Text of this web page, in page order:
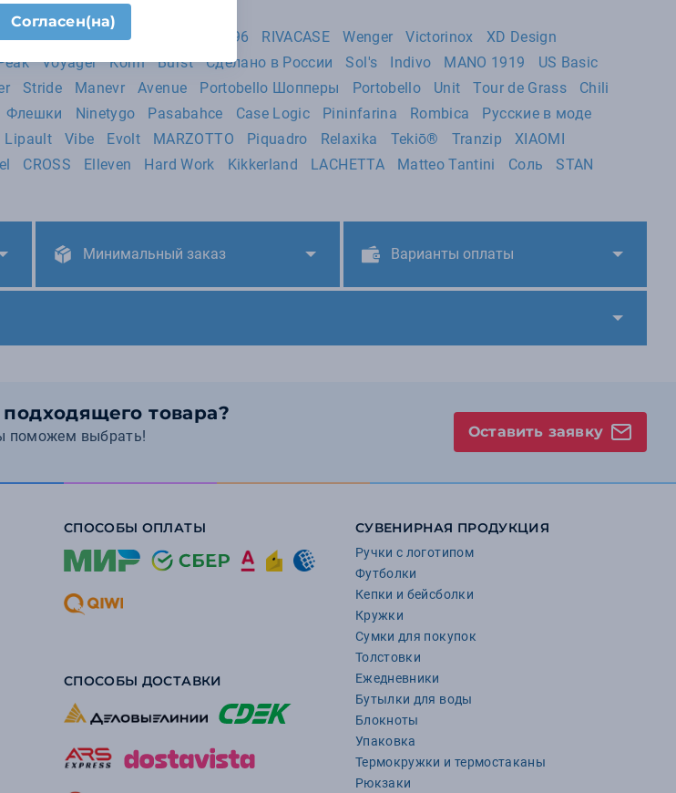
Gifts Extra Molti KLONDIKE 1896 RIVACASE Wenger Victorinox
XD Design
Voyager Korin Burst Сделано в России Sol's Indivo MANO 1919
US Basic
Stride Manevr Avenue Portobello Шопперы Portobello Unit Tour de Grass
Chili
Флешки Ninetygo Pasabahce Case Logic Pininfarina Rombica
Русские в моде
Lipault Vibe Evolt MARZOTTO Piquadro Relaxika Tekiō® Tranzip
XIAOMI
CROSS Elleven Hard Work Kikkerland LACHETTA Matteo Tantini Соль
STAN
Минимальный заказ Варианты оплаты
товара?
поможем выбрать! Оставить заявку
СПОСОБЫ ОПЛАТЫ
СПОСОБЫ ДОСТАВКИ
СУВЕНИРНАЯ ПРОДУКЦИЯ
Ручки с логотипом
Футболки
Кепки и бейсболки
Кружки
Сумки для покупок
Толстовки
Ежедневники
Бутылки для воды
Блокноты
Упаковка
Термокружки и термостаканы
Рюкзаки
Согласен(на)